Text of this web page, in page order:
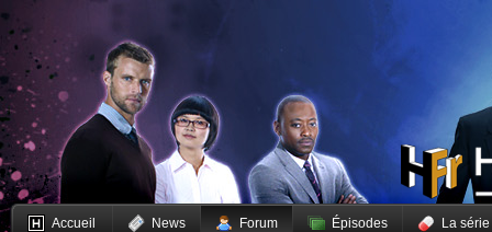
Accueil News Forum Épisodes La série